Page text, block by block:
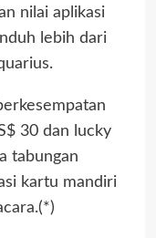
nilai aplikasi
lebih dari
30 dan lucky
tabungan
kartu mandiri